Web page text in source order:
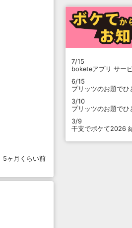
5ヶ月くらい前
7/15
boketeアプリ サー
6/15
プリッツのお題で
3/10
プリッツのお題で
3/9
干支でボケて2026